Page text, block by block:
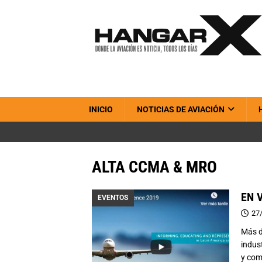
INICIO NOTICIAS DE AVIACIÓN
ALTA CCMA & MRO
EVENTOS EN
Más
y